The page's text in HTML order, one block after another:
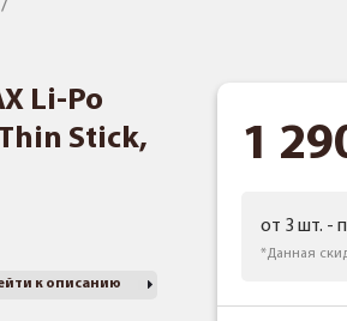
Li-Po
Stick,
к описанию
1
от 3 шт. -
*Данная